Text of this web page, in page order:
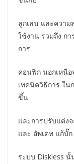
ลูกเล่น และความ
ใช้งาน รวมถึง ก
การ
คอนฟิก นอกเหนือ
เทคนิควิธีการ ใน
ขึ้น
และการปรับแต่ง
และ อัพเดท แก้บั๊
ระบบ Diskless นั้